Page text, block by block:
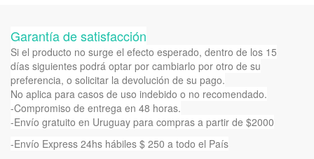
Garantía de satisfacción
Si el producto no surge el efecto esperado, dentro de los 15
días siguientes podrá optar por cambiarlo por otro de su
preferencia, o solicitar la devolución de su pago.
No aplica para casos de uso indebido o no recomendado.
-Compromiso de entrega en 48 horas.
-Envío gratuito en Uruguay para compras a partir de $2000
-Envío Express 24hs hábiles $ 250 a todo el País